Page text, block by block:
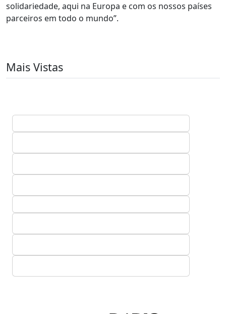
solidariedade, aqui na Europa e com os nossos países
parceiros em todo o mundo”.
Mais Vistas